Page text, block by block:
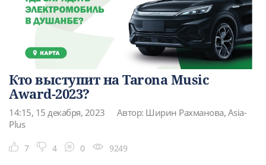
Кто выступит на Tarona Music
Award-2023?
14:15, 15 декабря, 2023
Автор: Ширин Рахманова, Asia-
Plus
7 4 0 9249